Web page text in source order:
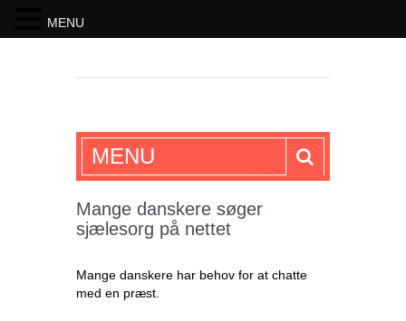
SKRIFTEN
MENU
Mange danskere søger
sjælesorg på nettet
Mange danskere har behov for at chatte
med en præst.
MENU